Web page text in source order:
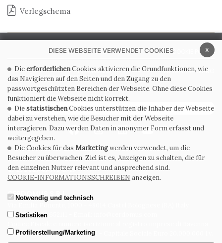
Verlegschema
CERDOMUS S.R.L.
Tel. +39.0546.652111 - Email: info@cerdomus.com
02620780391 - REA RA 217992 - Capitale Sociale Euro 20.000.000 i.v.
PRIVACY POLICY COOKIE POLICY
ALLGEMEINE
VERKAUFSBEDINGUNGEN
WHISTLEBLOWING
ABONNIEREN SIE DEN NEWSLETTER
x
DIESE WEBSEITE VERWENDET COOKIES
DieerforderlichenCookies aktivieren die Grundfunktionen, wie
das Navigieren auf den Seiten und den Zugang zu den
passwortgeschützten Bereichen der Webseite. Ohne diese Cookies
funktioniert die Webseite nicht korrekt.
DiestatistischenCookies unterstützen die Inhaber der Webseite
dabei zu verstehen, wie die Besucher mit der Webseite
interagieren. Dazu werden Daten in anonymer Form erfasst und
weitergegeben.
Die Cookies für das Marketingwerden verwendet, um die
Besucher zu überwachen. Ziel ist es, Anzeigen zu schalten, die für
den einzelnen Nutzer relevant und ansprechend sind.
COOKIE-INFORMATIONSSCHREIBEN anzeigen.
Notwendig und technisch
Statistiken
Profilerstellung/Marketing